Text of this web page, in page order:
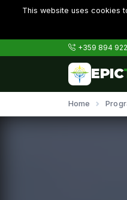
This website uses cookies
+359 894
EPIC
Home